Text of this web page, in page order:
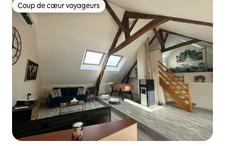
Coup de cœur voyageurs
Coup de cœur voyageurs